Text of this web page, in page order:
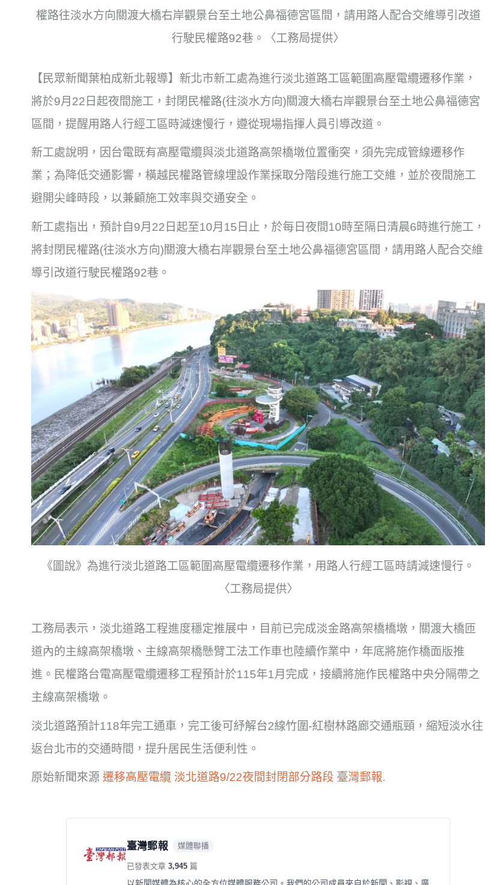
權路往淡水方向關渡大橋右岸觀景台至土地公鼻福德宮區間，請用路人配合交維導引改道
行駛民權路92巷。〈工務局提供〉
【民眾新聞葉柏成新北報導】新北市新工處為進行淡北道路工區範圍高壓電纜遷移作業，
將於9月22日起夜間施工，封閉民權路(往淡水方向)關渡大橋右岸觀景台至土地公鼻福德宮
區間，提醒用路人行經工區時減速慢行，遵從現場指揮人員引導改道。
新工處說明，因台電既有高壓電纜與淡北道路高架橋墩位置衝突，須先完成管線遷移作
業；為降低交通影響，橫越民權路管線埋設作業採取分階段進行施工交維，並於夜間施工
避開尖峰時段，以兼顧施工效率與交通安全。
新工處指出，預計自9月22日起至10月15日止，於每日夜間10時至隔日清晨6時進行施工，
將封閉民權路(往淡水方向)關渡大橋右岸觀景台至土地公鼻福德宮區間，請用路人配合交維
導引改道行駛民權路92巷。
《圖說》為進行淡北道路工區範圍高壓電纜遷移作業，用路人行經工區時請減速慢行。
〈工務局提供〉
工務局表示，淡北道路工程進度穩定推展中，目前已完成淡金路高架橋橋墩，關渡大橋匝
道內的主線高架橋墩、主線高架橋懸臂工法工作車也陸續作業中，年底將施作橋面版推
進。民權路台電高壓電纜遷移工程預計於115年1月完成，接續將施作民權路中央分隔帶之
主線高架橋墩。
淡北道路預計118年完工通車，完工後可紓解台2線竹圍-紅樹林路廊交通瓶頸，縮短淡水往
返台北市的交通時間，提升居民生活便利性。
原始新聞來源 遷移高壓電纜 淡北道路9/22夜間封閉部分路段 臺灣郵報.
臺灣郵報 媒體聯播
已發表文章 3,945 篇